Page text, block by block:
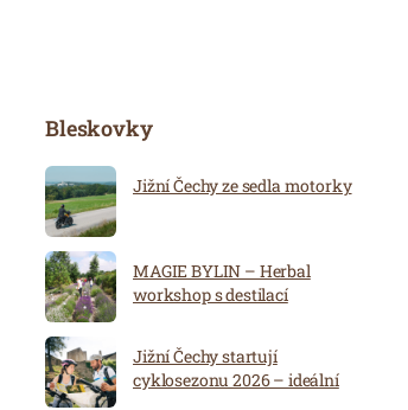
Bleskovky
Jižní Čechy ze sedla motorky
MAGIE BYLIN – Herbal
workshop s destilací
Jižní Čechy startují
cyklosezonu 2026 – ideální